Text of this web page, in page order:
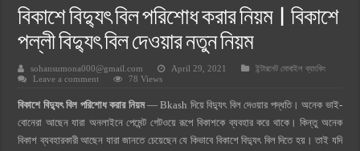
হোলসিম সিমেন্ট দাম ২০২৫
সুপারক্রিট সিমেন্ট দাম ২০২৫
ওয়ালটন মোবাইল কিস্তিতে কেনার নিয়ম ২০২৫
ওয়ালটন টিভি কিস্তিতে কেনার নিয়ম ২০২৫
গ্রামে লাভজনক ব্যবসা ২০২৫ ও গ্রামের বাজারে ব্যবসার আইডিয়া
বিকাশে বিদ্যুৎ বিল পরিশোধ করার নিয়ম | বিকাশে
পল্লী বিদ্যুৎ বিল দেওয়ার নতুন নিয়ম
sohansumona000@gmail.com April 29, 2021
ইন্টারনেট মোবাইল ব্যাংকিং
Leave a comment
78 Views
বিকাশে বিদ্যুৎ বিল পরিশোধ করার নিয়ম— Bkash দিয়ে বিদ্যুৎ বিল দেওয়ার পদ্ধতি। অনেক ভাই-
বোনেরা আছেন যারা অনলাইনে পেমেন্ট গেটওয়ে রূপে বিকাশকে ব্যবহার করে থাকে। কিন্তু অনেক
বিকাশ ব্যবহারকারী আছেন যারা জানতে চেয়েছেন যে কিভাবে বিকাশে বিদ্যুৎ বিল দিতে হয়। তাই যদি